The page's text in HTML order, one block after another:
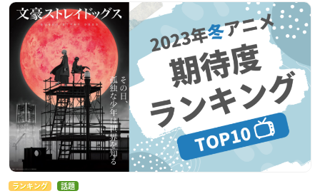
ランキング 話題